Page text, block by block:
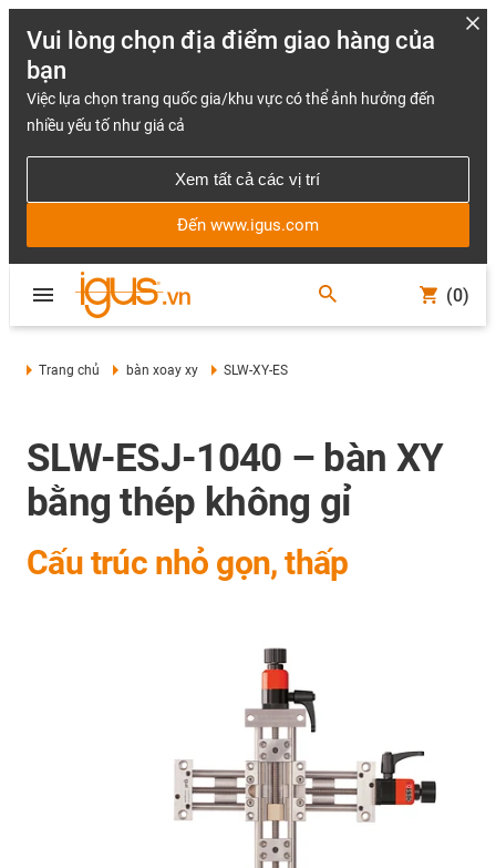
Vui lòng chọn địa điểm giao hàng của
bạn
Việc lựa chọn trang quốc gia/khu vực có thể ảnh hưởng đến
nhiều yếu tố như giá cả
Xem tất cả các vị trí
Đến www.igus.com
(0)
Trang chủ bàn xoay xy SLW-XY-ES
SLW-ESJ-1040 – bàn XY
bằng thép không gỉ
Cấu trúc nhỏ gọn, thấp